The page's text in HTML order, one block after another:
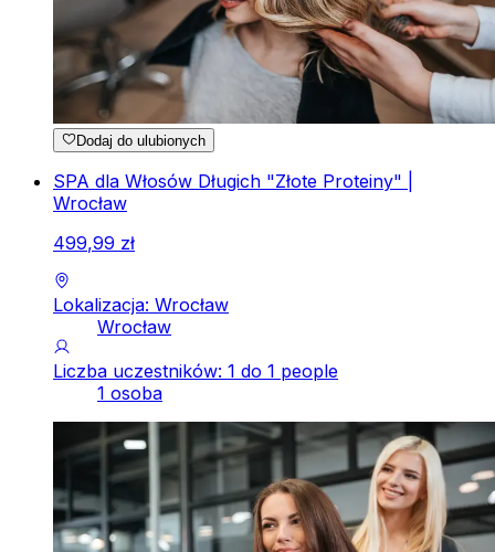
Dodaj do ulubionych
SPA dla Włosów Długich "Złote Proteiny" |
Wrocław
499,99 zł
Lokalizacja: Wrocław
Wrocław
Liczba uczestników: 1 do 1 people
1 osoba